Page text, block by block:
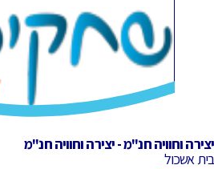
יצירה וחוויה חנ"מ - יצירה וחוויה חנ"מ
בית אשכול